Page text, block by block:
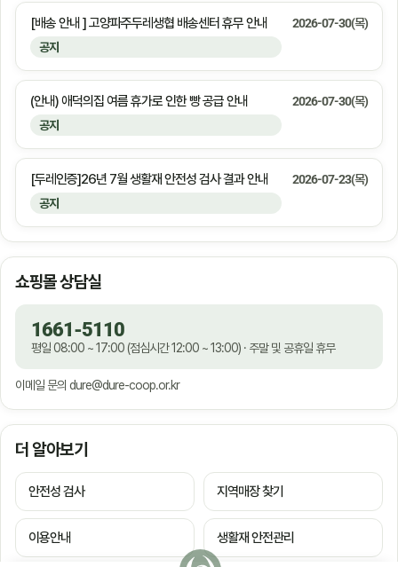
공지
[배송 안내 ] 고양파주두레생협 배송센터 휴무 안내 2026-07-30(목)
공지
(안내) 애덕의집 여름 휴가로 인한 빵 공급 안내 2026-07-30(목)
공지
[두레인증]26년 7월 생활재 안전성 검사 결과 안내 2026-07-23(목)
쇼핑몰 상담실
1661-5110
평일 08:00 ~ 17:00 (점심시간 12:00 ~ 13:00) · 주말 및 공휴일 휴무
이메일 문의 dure@dure-coop.or.kr
더 알아보기
안전성 검사 지역매장 찾기
이용안내 생활재 안전관리